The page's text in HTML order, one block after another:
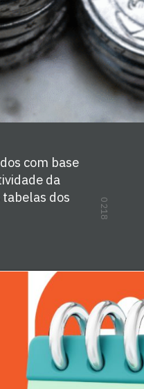
com base
da
dos
0218